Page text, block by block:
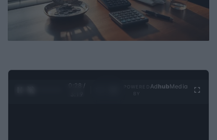
0:29 /
Ad hubMedia